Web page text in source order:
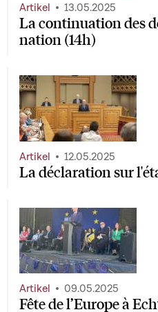
La continuation des
nation (14h)
Artikel 13.05.2025
La déclaration sur
Artikel 12.05.2025
Fête de l’Europe à
Artikel 09.05.2025